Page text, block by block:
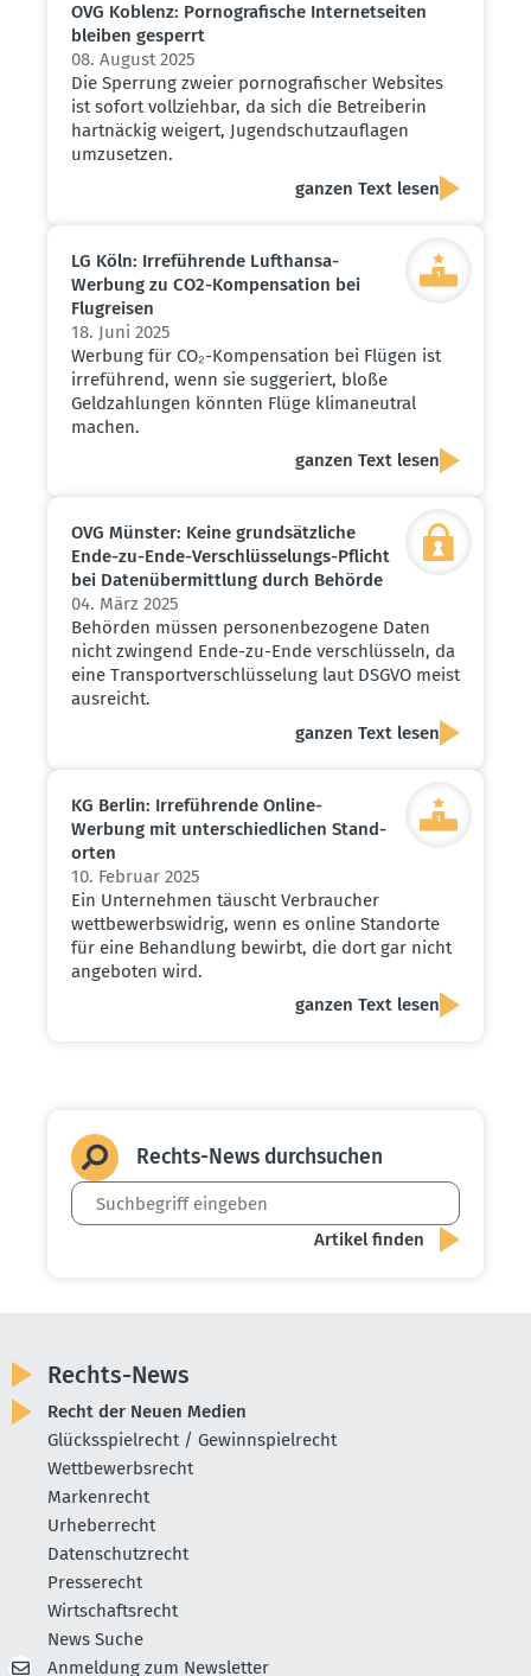
OVG Koblenz: Porno­gra­fische Inter­net­seiten
bleiben gesperrt
08. August 2025
Die Sperrung zweier pornografischer Websites
ist sofort vollziehbar, da sich die Betreiberin
hartnäckig weigert, Jugendschutzauflagen
umzusetzen.
ganzen Text lesen
LG Köln: Irrefüh­rende Lufthansa-
Werbung zu CO2-Kompen­sation bei
Flugreisen
18. Juni 2025
Werbung für CO₂-Kompensation bei Flügen ist
irreführend, wenn sie suggeriert, bloße
Geldzahlungen könnten Flüge klimaneutral
machen.
ganzen Text lesen
OVG Münster: Keine grund­sätz­liche
Ende-zu-Ende-Verschlüs­se­lungs-Pflicht
bei Daten­über­mittlung durch Behörde
04. März 2025
Behörden müssen personenbezogene Daten
nicht zwingend Ende-zu-Ende verschlüsseln, da
eine Transportverschlüsselung laut DSGVO meist
ausreicht.
ganzen Text lesen
KG Berlin: Irrefüh­rende Online-
Werbung mit unter­schied­lichen Stand­
orten
10. Februar 2025
Ein Unternehmen täuscht Verbraucher
wettbewerbswidrig, wenn es online Standorte
für eine Behandlung bewirbt, die dort gar nicht
angeboten wird.
ganzen Text lesen
Rechts-News durch­suchen
Rechts-News
Recht der Neuen Medien
Glücksspielrecht / Gewinnspielrecht
Wettbewerbsrecht
Markenrecht
Urheberrecht
Datenschutzrecht
Presserecht
Wirtschaftsrecht
News Suche
Anmeldung zum Newsletter